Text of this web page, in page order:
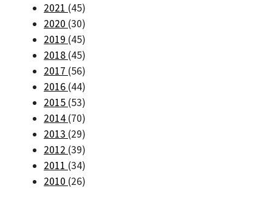
2021 (45)
2020 (30)
2019 (45)
2018 (45)
2017 (56)
2016 (44)
2015 (53)
2014 (70)
2013 (29)
2012 (39)
2011 (34)
2010 (26)